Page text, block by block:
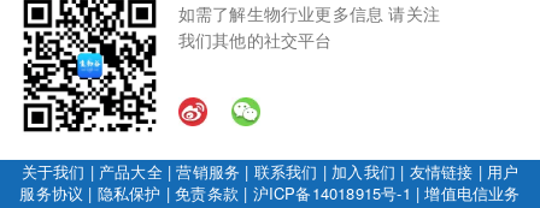
如需了解生物行业更多信息 请关注
我们其他的社交平台
关于我们 | 产品大全|营销服务 | 联系我们 | 加入我们 | 友情链接 | 用户
服务协议 | 隐私保护 |免责条款 | 沪ICP备14018915号-1 |增值电信业务